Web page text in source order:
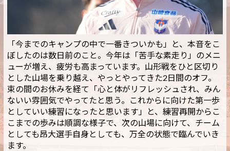
「今までのキャンプの中で一番きついかも」と、本音をこ
ぼしたのは数日前のこと。今年は「苦手な素走り」のメニ
ューが増え、疲労も高まっています。山形戦をひと区切り
とした山場を乗り越え、やっとやってきた2日間のオフ。
束の間のお休みを経て「心と体がリフレッシュされ、みん
ないい雰囲気でやってたと思う。これからに向けた第一歩
としていい練習になったと思います」と、練習再開からこ
こまでの歩みは順調な様子で、次の山場に向けて、チーム
としても昂大選手自身としても、万全の状態で臨んでいき
ます。